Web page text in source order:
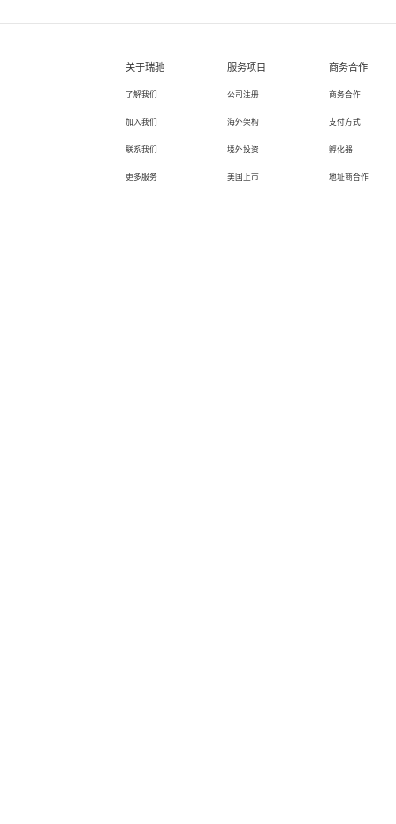
关于瑞驰
了解我们
加入我们
联系我们
更多服务
服务项目
公司注册
海外架构
境外投资
美国上市
商务合作
商务合作
支付方式
孵化器
地址商合作